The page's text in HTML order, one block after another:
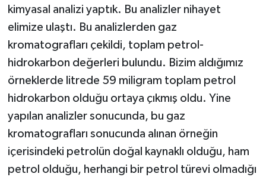
kimyasal analizi yaptık. Bu analizler nihayet
elimize ulaştı. Bu analizlerden gaz
kromatografları çekildi, toplam petrol-
hidrokarbon değerleri bulundu. Bizim aldığımız
örneklerde litrede 59 miligram toplam petrol
hidrokarbon olduğu ortaya çıkmış oldu. Yine
yapılan analizler sonucunda, bu gaz
kromatografları sonucunda alınan örneğin
içerisindeki petrolün doğal kaynaklı olduğu, ham
petrol olduğu, herhangi bir petrol türevi olmadığı